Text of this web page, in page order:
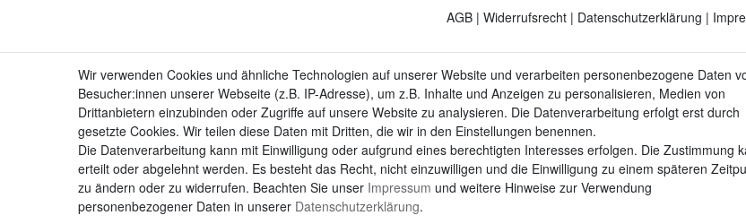
AGB | Widerrufsrecht | Datenschutzerklärung |
Wir verwenden Cookies und ähnliche Technologien auf unserer Website und verarbeiten personenbezogene Daten
Besucher:innen unserer Webseite (z.B. IP-Adresse), um z.B. Inhalte und Anzeigen zu personalisieren, Medien von
Drittanbietern einzubinden oder Zugriffe auf unsere Website zu analysieren. Die Datenverarbeitung erfolgt erst durch
gesetzte Cookies. Wir teilen diese Daten mit Dritten, die wir in den Einstellungen benennen.
Die Datenverarbeitung kann mit Einwilligung oder aufgrund eines berechtigten Interesses erfolgen. Die Zustimmung
erteilt oder abgelehnt werden. Es besteht das Recht, nicht einzuwilligen und die Einwilligung zu einem späteren
zu ändern oder zu widerrufen. Beachten Sie unser Impressum und weitere Hinweise zur Verwendung
personenbezogener Daten in unserer Daten­schutz­erklärung.